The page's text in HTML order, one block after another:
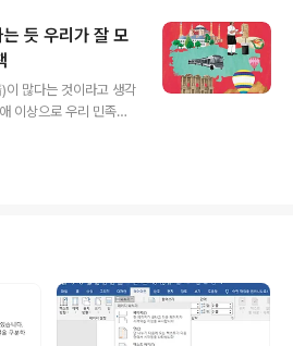
때, 그 자리에 같이 있
원받은 강도에 관한 이
믿을 수 있을까?라는 디
다. 삼인성호(三人成
4명 중에서 3명이 아
상사니까... ㅜ.ㅜ '고..
듯 우리가 잘 모
많다는 것이라고 생각
이상으로 우리 민족은
맹으로서 더 남다른
불리는 Turkey와 같은
원에서 국가명을 변경
한 외국인들이 바로 한
서적으로 가까운 튀르
거리에 위치해 있는 데